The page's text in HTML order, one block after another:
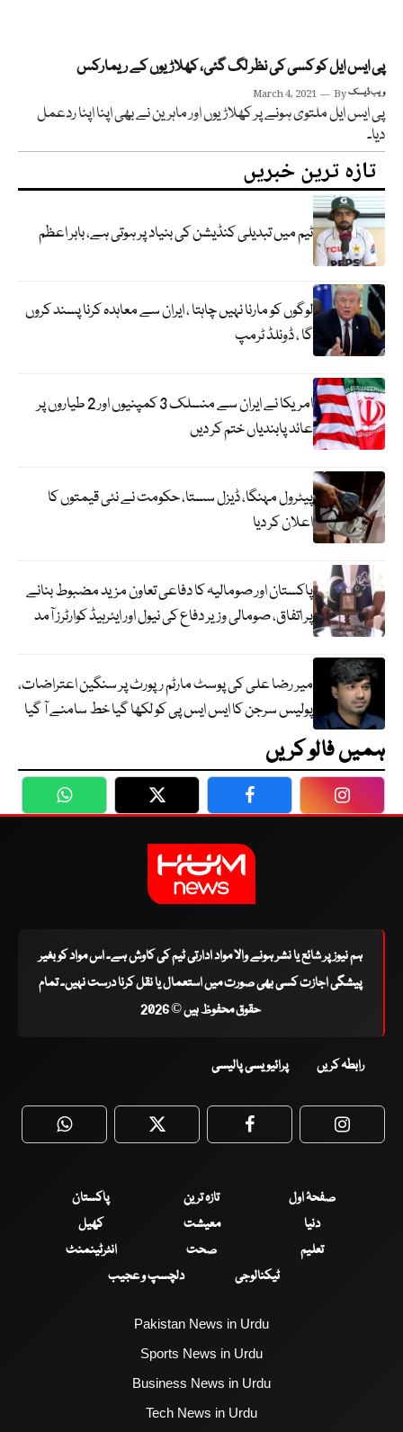
پی ایس ایل کو کسی کی نظر لگ گئی، کھلاڑیوں کے ریمارکس
March 4, 2021 Byویب ڈیسک
پی ایس ایل ملتوی ہونے پر کھلاڑیوں اور ماہرین نے بھی اپنا اپنا ردعمل
دیا۔
تازہ ترین خبریں
ٹیم میں تبدیلی کنڈیشن کی بنیاد پر ہوتی ہے، بابر اعظم
لوگوں کو مارنا نہیں چاہتا ، ایران سے معاہدہ کرنا پسند کروں
گا ، ڈونلڈ ٹرمپ
امریکا نے ایران سے منسلک 3 کمپنیوں اور 2 طیاروں پر
عائد پابندیاں ختم کر دیں
پیٹرول مہنگا، ڈیزل سستا، حکومت نے نئی قیمتوں کا
اعلان کر دیا
پاکستان اور صومالیہ کا دفاعی تعاون مزید مضبوط بنانے
پر اتفاق، صومالی وزیر دفاع کی نیول اور ایئرہیڈ کوارٹرز آمد
میر رضا علی کی پوسٹ مارٹم رپورٹ پر سنگین اعتراضات،
پولیس سرجن کا ایس ایس پی کو لکھا گیا خط سامنے آ گیا
ہمیں فالو کریں
WhatsApp Twitter Facebook
ہم نیوز پر شائع یا نشر ہونے والا مواد ادارتی ٹیم کی کاوش ہے۔ اس مواد کو بغیر
پیشگی اجازت کسی بھی صورت میں استعمال یا نقل کرنا درست نہیں۔ تمام
حقوق محفوظ ہیں © 2026
رابطہ کریں پرائیویسی پالیسی
WhatsApp Twitter Facebook
صفحۂ اول تازہ ترین
پاکستان
دنیا
معیشت
کھیل
تعلیم
صحت
انٹرٹینمنٹ
ٹیکنالوجی
دلچسپ و عجیب
Pakistan News in Urdu
Sports News in Urdu
Business News in Urdu
Tech News in Urdu